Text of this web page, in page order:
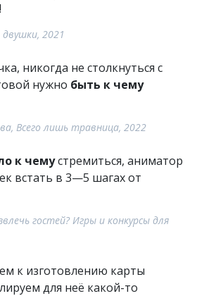
2021
никогда не столкнуться с
нужно быть к чему
Всего лишь травница, 2022
к чемустремиться, аниматор
встать в 3—5 шагах от
гостей? Игры и конкурсы для
к изготовлению карты
для неё какой-то